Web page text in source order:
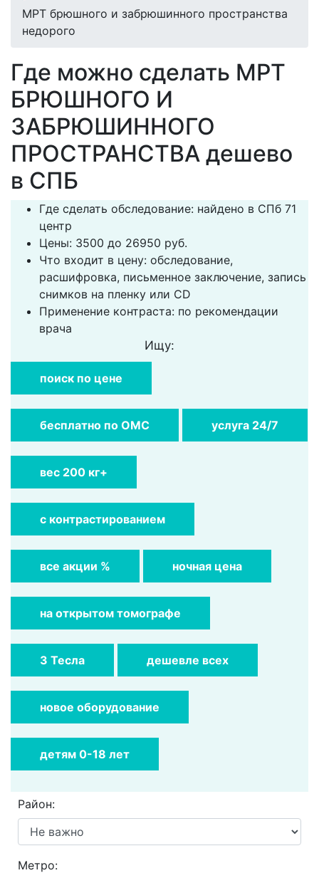
МРТ брюшного и забрюшинного пространства
недорого
Где можно сделать МРТ
БРЮШНОГО И
ЗАБРЮШИННОГО
ПРОСТРАНСТВА дешево
в СПБ
Где сделать обследование: найдено в СПб 71
центр
Цены: 3500 до 26950 руб.
Что входит в цену: обследование,
расшифровка, письменное заключение, запись
снимков на пленку или CD
Применение контраста: по рекомендации
врача
Ищу:
поиск по цене
бесплатно по ОМС услуга 24/7
вес 200 кг+
с контрастированием
все акции % ночная цена
на открытом томографе
3 Тесла дешевле всех
новое оборудование
детям 0-18 лет
Район:
Метро: